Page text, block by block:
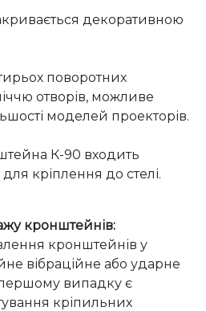
декоративною
поворотних
отворів, можливе
моделей проекторів.
К-90 входить
кріплення до стелі.
кронштейнів:
кронштейнів у
вібраційне або ударне
випадку є
кріпильних